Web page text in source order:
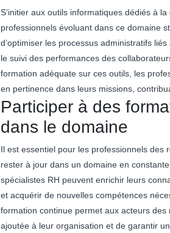
S’initier aux outils informatiques dédiés à
professionnels évoluant dans ce domaine
d’optimiser les processus administratifs
le suivi des performances des
formation adéquate sur ces outils, les
en pertinence dans leurs missions,
Participer à des
dans le domaine
Il est essentiel pour les professionnels
rester à jour dans un domaine en
spécialistes RH peuvent enrichir leurs
et acquérir de nouvelles compétences
formation continue permet aux acteurs
ajoutée à leur organisation et de garantir